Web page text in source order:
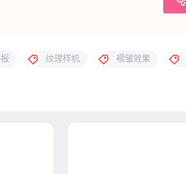
纹理样机 褶皱效果